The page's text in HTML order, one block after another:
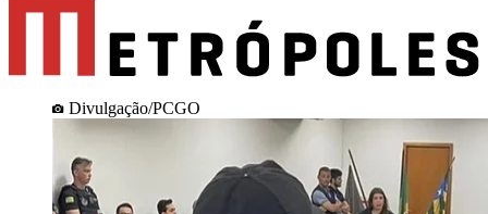
Divulgação/PCGO